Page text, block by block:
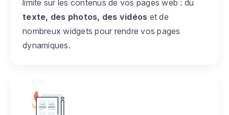
limite sur les contenus de vos pages web : du
texte, des photos, des vidéos et de
nombreux widgets pour rendre vos pages
dynamiques.